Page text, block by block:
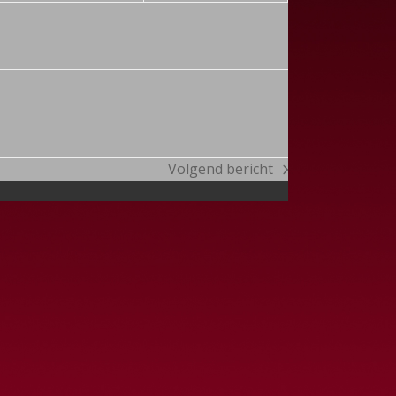
next
post:
Volgend bericht